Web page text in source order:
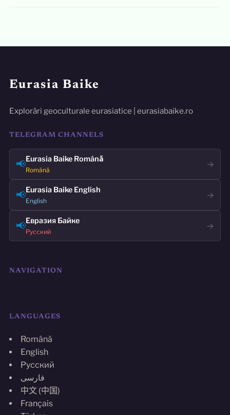
Eurasia Baike
Explorări geoculturale eurasiatice | eurasiabaike.ro
TELEGRAM CHANNELS
📢Eurasia Baike Română
Română
→
📢Eurasia Baike English
English
→
📢Евразия Байке
Русский
→
NAVIGATION
LANGUAGES
Română
English
Русский
فارسی
中文 (中国)
Français